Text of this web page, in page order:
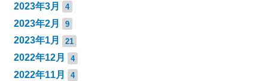
2023年3月 4
2023年2月 9
2023年1月 21
2022年12月 4
2022年11月 4